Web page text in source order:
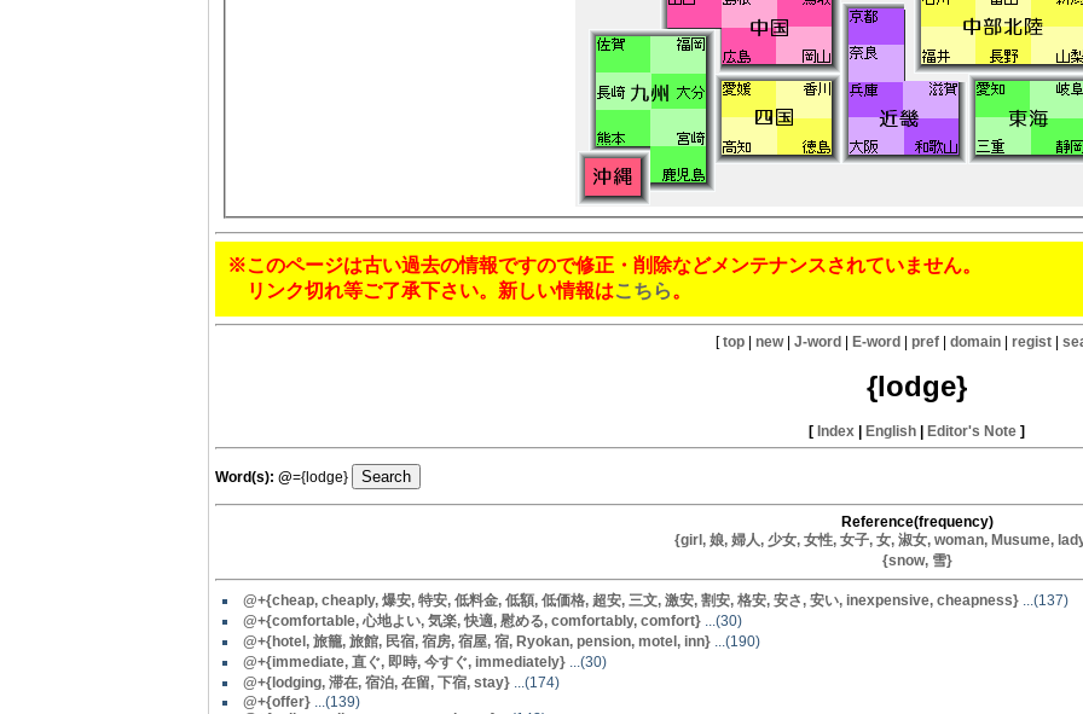
※このページは古い過去の情報ですので修正・削除などメンテナンスされていません。
リンク切れ等ご了承下さい。新しい情報はこちら。
[top | new| J-word | E-word | pref | domain | regist |
{lodge}
[ Index | English | Editor's Note ]
Word(s): @={lodge}
Reference(frequency)
{girl, 娘, 婦人, 少女, 女性, 女子, 女, 淑女, woman, Musume,
{snow, 雪}
@+{cheap, cheaply, 爆安, 特安, 低料金, 低額, 低価格, 超安, 三文, 激安, 割安, 格安, 安さ, 安い, inexpensive, cheapness} ...(137)
@+{comfortable, 心地よい, 気楽, 快適, 慰める, comfortably, comfort} ...(30)
@+{hotel, 旅籠, 旅館, 民宿, 宿房, 宿屋, 宿, Ryokan, pension, motel, inn} ...(190)
@+{immediate, 直ぐ, 即時, 今すぐ, immediately} ...(30)
@+{lodging, 滞在, 宿泊, 在留, 下宿, stay} ...(174)
@+{offer} ...(139)